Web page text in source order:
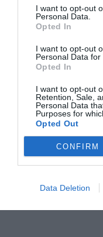
I want to opt-out
Personal Data.
Opted In
I want to opt-out
Personal Data for
Opted In
I want to opt-out
Retention, Sale,
Personal Data
Purposes for
Opted Out
CONFIRM
Data Deletion